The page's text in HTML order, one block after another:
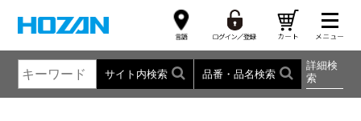
サイト内検索 品番・品名検索
詳細検
索